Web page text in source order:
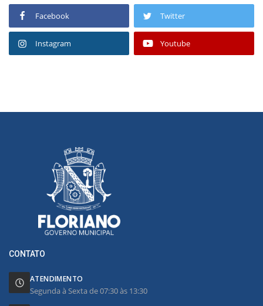
Facebook Twitter
Instagram Youtube
CONTATO
ATENDIMENTO
Segunda à Sexta de 07:30 às 13:30